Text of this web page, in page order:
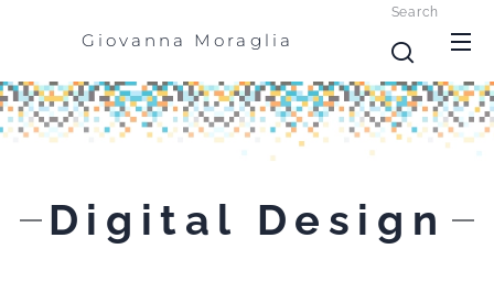
Giovanna Moraglia
Search
Digital Design